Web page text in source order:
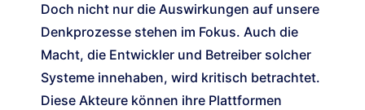
Doch nicht nur die Auswirkungen auf unsere
Denkprozesse stehen im Fokus. Auch die
Macht, die Entwickler und Betreiber solcher
Systeme innehaben, wird kritisch betrachtet.
Diese Akteure können ihre Plattformen